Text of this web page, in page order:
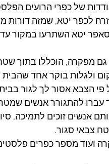
של כפרי הרועים
לכפר יטא, שמזה דורות
יטא השתרעו במקור
גם מפקרה, הוכללו
זה לא נעים לקום ולגלות בוקר
פי הצבא אסור לך לגור
להתגורר אנשים
אנשים זוכים לתמיכה,
צבאי סגור.
ועוד מספר כפרים